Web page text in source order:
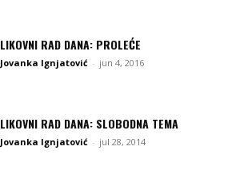
LIKOVNI RAD DANA: PROLEĆE
Jovanka Ignjatović - jun 4, 2016
LIKOVNI RAD DANA: SLOBODNA TEMA
Jovanka Ignjatović - jul 28, 2014